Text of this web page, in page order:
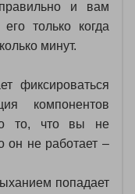
и вам
только когда
минут.
фиксироваться
компонентов
то, что вы не
он не работает –
попадает